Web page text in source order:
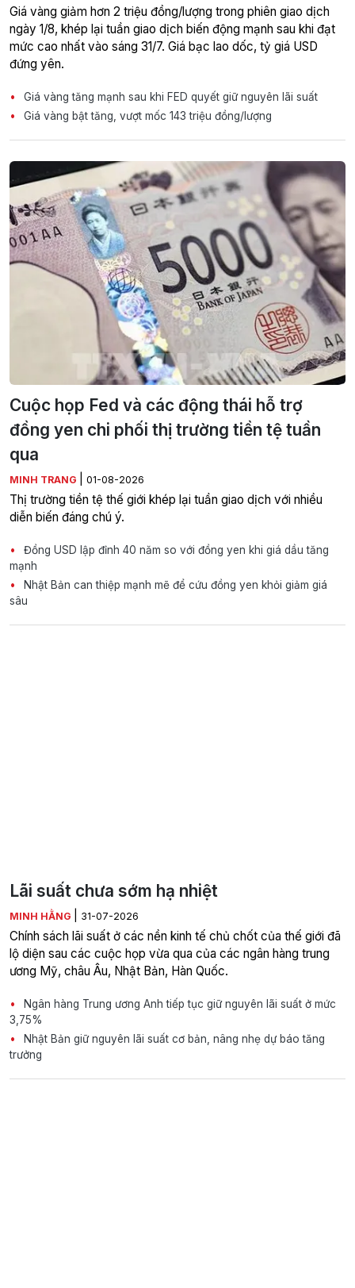
Giá vàng giảm hơn 2 triệu đồng/lượng trong phiên giao dịch
ngày 1/8, khép lại tuần giao dịch biến động mạnh sau khi đạt
mức cao nhất vào sáng 31/7. Giá bạc lao dốc, tỷ giá USD
đứng yên.
Giá vàng tăng mạnh sau khi FED quyết giữ nguyên lãi suất
Giá vàng bật tăng, vượt mốc 143 triệu đồng/lượng
Cuộc họp Fed và các động thái hỗ trợ
đồng yen chi phối thị trường tiền tệ tuần
qua
MINH TRANG 01-08-2026
Thị trường tiền tệ thế giới khép lại tuần giao dịch với nhiều
diễn biến đáng chú ý.
Đồng USD lập đỉnh 40 năm so với đồng yen khi giá dầu tăng
mạnh
Nhật Bản can thiệp mạnh mẽ để cứu đồng yen khỏi giảm giá
sâu
Lãi suất chưa sớm hạ nhiệt
MINH HẰNG 31-07-2026
Chính sách lãi suất ở các nền kinh tế chủ chốt của thế giới đã
lộ diện sau các cuộc họp vừa qua của các ngân hàng trung
ương Mỹ, châu Âu, Nhật Bản, Hàn Quốc.
Ngân hàng Trung ương Anh tiếp tục giữ nguyên lãi suất ở mức
3,75%
Nhật Bản giữ nguyên lãi suất cơ bản, nâng nhẹ dự báo tăng
trưởng